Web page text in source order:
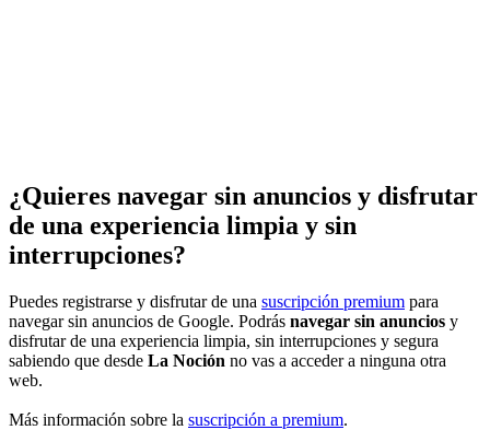
¿Quieres navegar sin anuncios y disfrutar
de una experiencia limpia y sin
interrupciones?
Puedes registrarse y disfrutar de una suscripción premium para
navegar sin anuncios de Google. Podrás navegar sin anuncios y
disfrutar de una experiencia limpia, sin interrupciones y segura
sabiendo que desde La Noción no vas a acceder a ninguna otra
web.
Más información sobre la suscripción a premium.